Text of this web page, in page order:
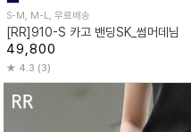
S-M, M-L, 무료배송
[RR]910-S 카고 밴딩SK_썸머데님
49,800
4.3 (3)